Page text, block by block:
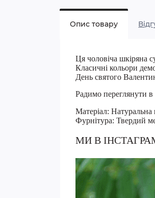
Опис товару
Ця чоловіча шкіряна
Класичні кольори
День святого
Радимо переглянути в
Матеріал: Натуральна
Фурнітура: Твердий
МИ В